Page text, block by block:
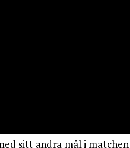
sitt andra mål i